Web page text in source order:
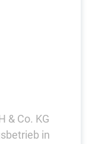
& Co. KG
in